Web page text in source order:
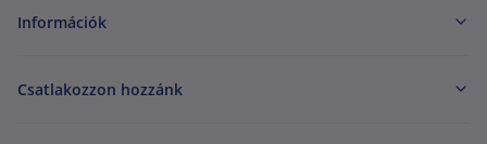
Információk
Csatlakozzon hozzánk